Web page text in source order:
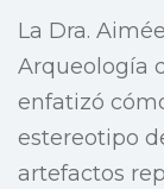
La Dra.
Arqueología
enfatizó
estereotipo
artefactos